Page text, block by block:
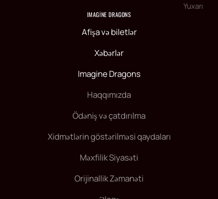
Yuxarı
IMAGINE DRAGONS
Afişa və biletlər
Xəbərlər
Imagine Dragons
Haqqımızda
Ödəniş və çatdırılma
Xidmətlərin göstərilməsi qaydaları
Məxfilik Siyasəti
Orijinallik Zəmanəti